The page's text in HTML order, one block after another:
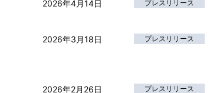
2026年4月14日 プレスリリース
2026年3月18日 プレスリリース
2026年2月26日 プレスリリース